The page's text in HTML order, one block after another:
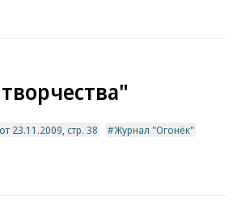
23.11.2009, стр. 38 Журнал "Огонёк"